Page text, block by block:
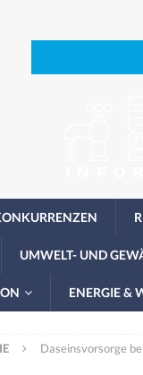
UMWELT- UND
ENERGIE &
Daseinsvorsorge